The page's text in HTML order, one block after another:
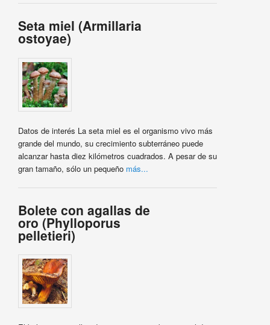
Seta miel (Armillaria
ostoyae)
Datos de interés La seta miel es el organismo vivo más
grande del mundo, su crecimiento subterráneo puede
alcanzar hasta diez kilómetros cuadrados. A pesar de su
gran tamaño, sólo un pequeño más...
Bolete con agallas de
oro (Phylloporus
pelletieri)